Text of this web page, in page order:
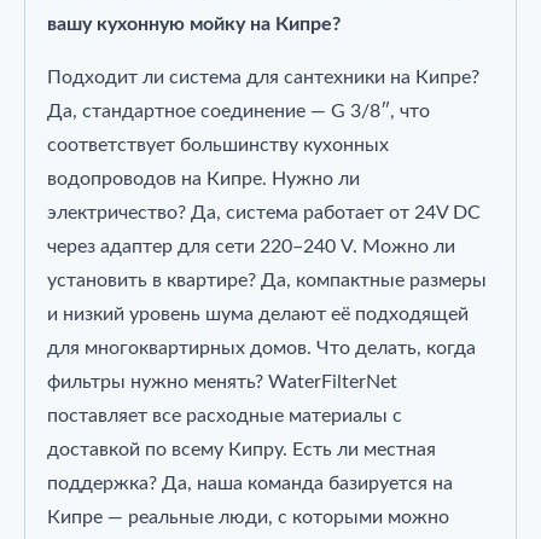
вашу кухонную мойку на Кипре?
Подходит ли система для сантехники на Кипре?
Да, стандартное соединение — G 3/8″, что
соответствует большинству кухонных
водопроводов на Кипре. Нужно ли
электричество? Да, система работает от 24V DC
через адаптер для сети 220–240 V. Можно ли
установить в квартире? Да, компактные размеры
и низкий уровень шума делают её подходящей
для многоквартирных домов. Что делать, когда
фильтры нужно менять? WaterFilterNet
поставляет все расходные материалы с
доставкой по всему Кипру. Есть ли местная
поддержка? Да, наша команда базируется на
Кипре — реальные люди, с которыми можно